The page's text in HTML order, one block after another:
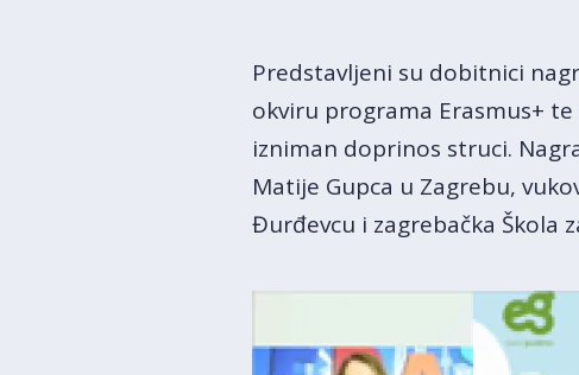
Predstavljeni su dobitnici
okviru programa Erasmus+
izniman doprinos struci.
Matije Gupca u Zagrebu,
Đurđevcu i zagrebačka Škola